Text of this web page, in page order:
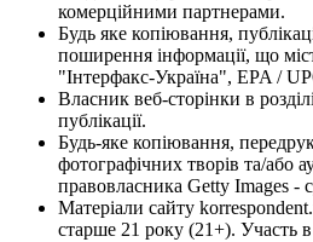
комерційними партнерами.
Будь яке копіювання,
поширення інформації, що
"Інтерфакс-Україна", EPA /
Власник веб-сторінки в
публікації.
Будь-яке копіювання,
фотографічних творів та/або
правовласника Getty Images -
Матеріали сайту
старше 21 року (21+). Участь